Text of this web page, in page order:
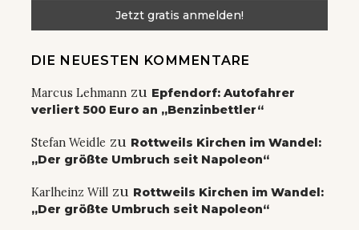
DIE NEUESTEN KOMMENTARE
Marcus Lehmann zu Epfendorf: Autofahrer
verliert 500 Euro an „Benzinbettler“
Stefan Weidle zu Rottweils Kirchen im Wandel:
„Der größte Umbruch seit Napoleon“
Karlheinz Will zu Rottweils Kirchen im Wandel:
„Der größte Umbruch seit Napoleon“